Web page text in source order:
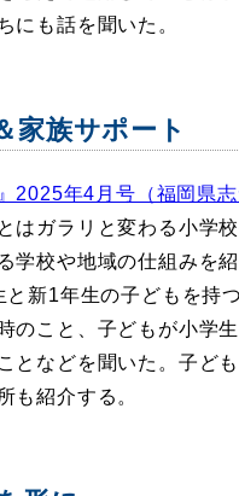
にも話を聞いた。
家族サポート
2025年4月号（福岡県志
はガラリと変わる小学
学校や地域の仕組みを
新1年生の子どもを持
のこと、子どもが小学
となどを聞いた。子ど
も紹介する。